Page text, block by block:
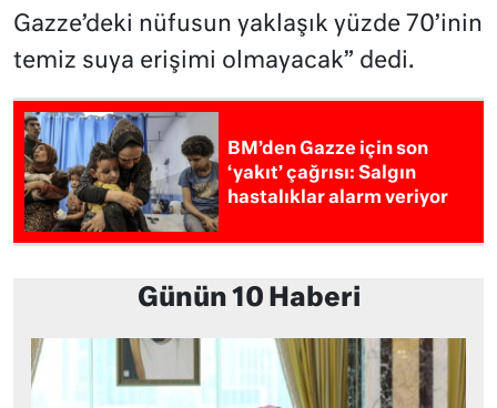
Gazze’deki nüfusun yaklaşık yüzde 70’inin
temiz suya erişimi olmayacak” dedi.
BM’den Gazze için son
‘yakıt’ çağrısı: Salgın
hastalıklar alarm veriyor
Günün 10 Haberi